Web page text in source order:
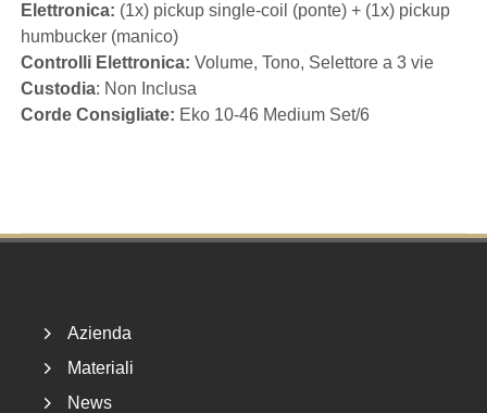
Elettronica: (1x) pickup single-coil (ponte) + (1x) pickup
humbucker (manico)
Controlli Elettronica: Volume, Tono, Selettore a 3 vie
Custodia: Non Inclusa
Corde Consigliate: Eko 10-46 Medium Set/6
Azienda
Materiali
News